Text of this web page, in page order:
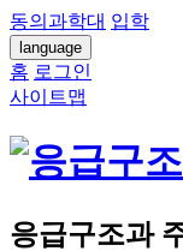
동의과학대 입학
language
홈 로그인
사이트맵
응급구조과